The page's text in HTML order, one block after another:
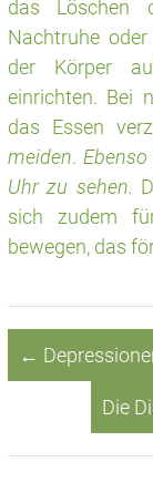
das Löschen
Nachtruhe
der Körper
einrichten. Bei
das Essen
meiden.
Uhr zu sehen.
sich zudem
bewegen, das
←
Die